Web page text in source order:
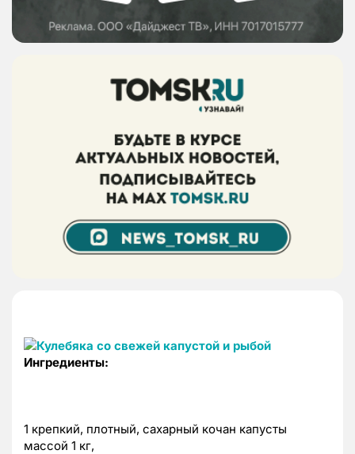
Ингредиенты:
1 крепкий, плотный, сахарный кочан капусты
массой 1 кг,